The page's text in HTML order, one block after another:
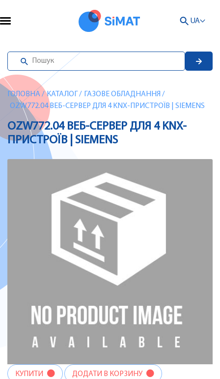
UA
ГОЛОВНА/ КАТАЛОГ / ГАЗОВЕ ОБЛАДНАННЯ /
OZW772.04 ВЕБ-СЕРВЕР ДЛЯ 4 KNX-ПРИСТРОЇВ | SIEMENS
OZW772.04 ВЕБ-СЕРВЕР ДЛЯ 4 KNX-
ПРИСТРОЇВ | SIEMENS
КУПИТИ ДОДАТИ В КОРЗИНУ